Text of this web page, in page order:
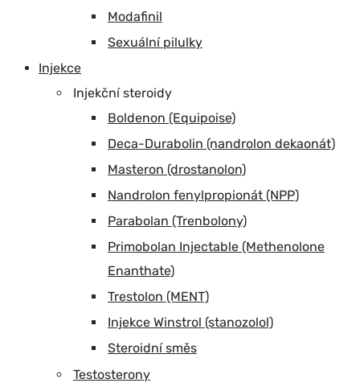
Modafinil
Sexuální pilulky
Injekce
Injekční steroidy
Boldenon (Equipoise)
Deca-Durabolin (nandrolon dekaonát)
Masteron (drostanolon)
Nandrolon fenylpropionát (NPP)
Parabolan (Trenbolony)
Primobolan Injectable (Methenolone
Enanthate)
Trestolon (MENT)
Injekce Winstrol (stanozolol)
Steroidní směs
Testosterony